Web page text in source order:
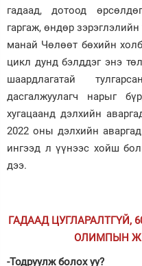
гадаад, дотоод
гаргаж, өндөр
манай Чөлөөт бөхийн
цикл дунд бэлддэг энэ
шаардлагатай
дасгалжуулагч нарыг
хугацаанд дэлхийн
2022 оны дэлхийн
ингээд л үүнээс хойш
дээ.
ГАДААД ЦУГЛАРАЛТГҮЙ,
ОЛИМПЫН
-Тодруулж болох уу?